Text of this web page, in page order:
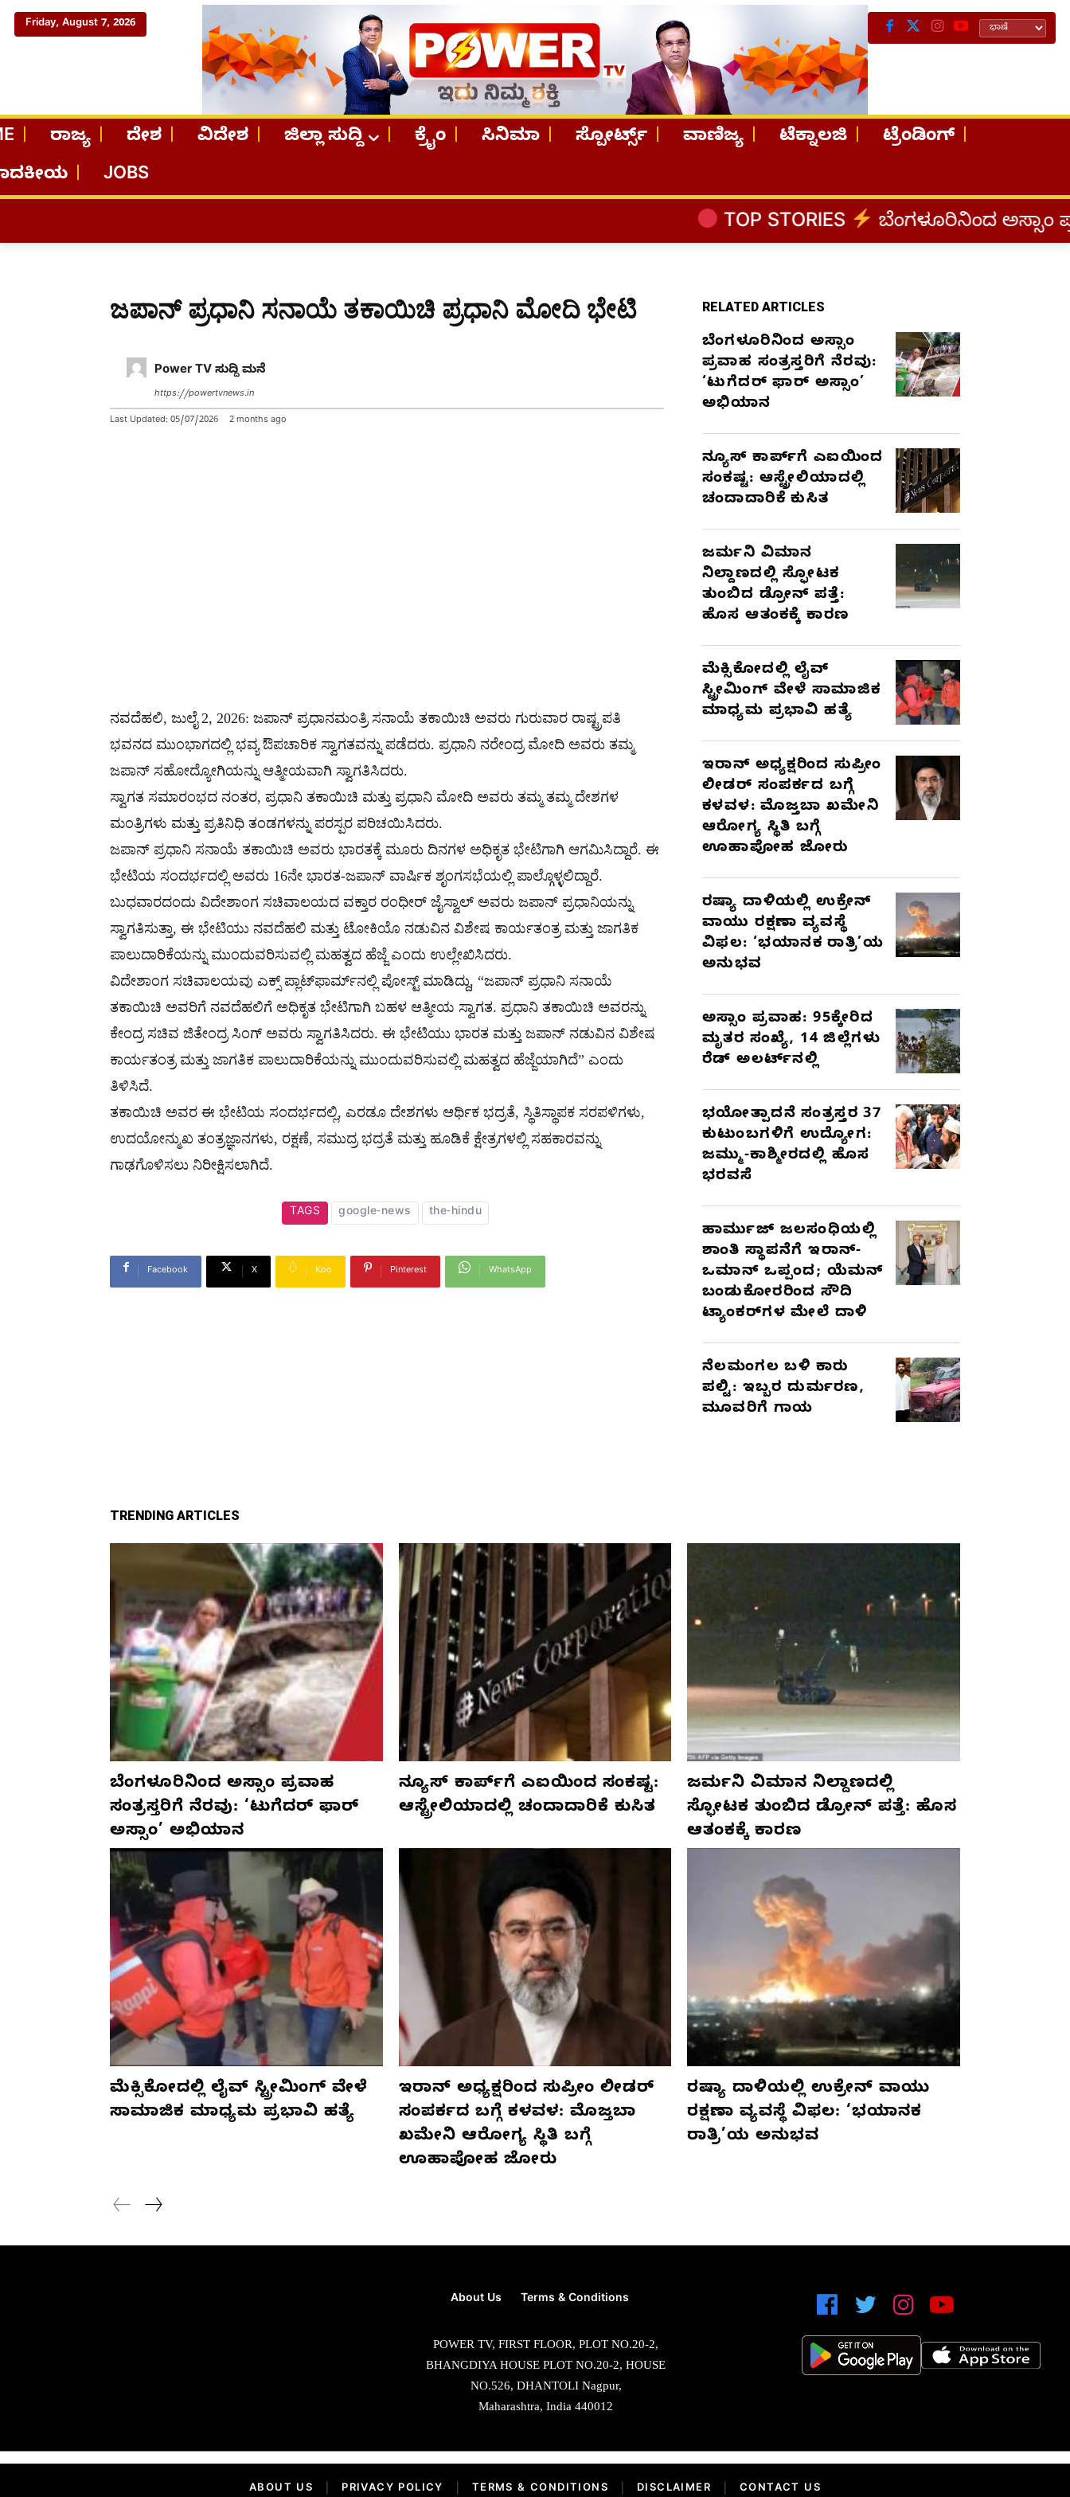
Friday, August 7, 2026
ರಾಜ್ಯ ದೇಶ ವಿದೇಶ ಜಿಲ್ಲಾ ಸುದ್ದಿ ಕ್ರೈಂ ಸಿನಿಮಾ ಸ್ಪೋರ್ಟ್ಸ್ ವಾಣಿಜ್ಯ ಟೆಕ್ನಾಲಜಿ
ಟ್ರೆಂಡಿಂಗ್
JOBS
TOP STORIES ಬೆಂಗಳೂರಿನಿಂದ ಅಸ್ಸಾಂ ಪ್ರವಾಹ
ಜಪಾನ್ ಪ್ರಧಾನಿ ಸನಾಯೆ ತಕಾಯಿಚಿ ಪ್ರಧಾನಿ ಮೋದಿ ಭೇಟಿ
Power TV ಸುದ್ದಿ ಮನೆ
https://powertvnews.in
Last Updated: 05/07/2026 2 months ago
ನವದೆಹಲಿ, ಜುಲೈ 2, 2026: ಜಪಾನ್ ಪ್ರಧಾನಮಂತ್ರಿ ಸನಾಯೆ ತಕಾಯಿಚಿ ಅವರು ಗುರುವಾರ ರಾಷ್ಟ್ರಪತಿ
ಭವನದ ಮುಂಭಾಗದಲ್ಲಿ ಭವ್ಯ ಔಪಚಾರಿಕ ಸ್ವಾಗತವನ್ನು ಪಡೆದರು. ಪ್ರಧಾನಿ ನರೇಂದ್ರ ಮೋದಿ ಅವರು ತಮ್ಮ
ಜಪಾನ್ ಸಹೋದ್ಯೋಗಿಯನ್ನು ಆತ್ಮೀಯವಾಗಿ ಸ್ವಾಗತಿಸಿದರು.
ಸ್ವಾಗತ ಸಮಾರಂಭದ ನಂತರ, ಪ್ರಧಾನಿ ತಕಾಯಿಚಿ ಮತ್ತು ಪ್ರಧಾನಿ ಮೋದಿ ಅವರು ತಮ್ಮ ತಮ್ಮ ದೇಶಗಳ
ಮಂತ್ರಿಗಳು ಮತ್ತು ಪ್ರತಿನಿಧಿ ತಂಡಗಳನ್ನು ಪರಸ್ಪರ ಪರಿಚಯಿಸಿದರು.
ಜಪಾನ್ ಪ್ರಧಾನಿ ಸನಾಯೆ ತಕಾಯಿಚಿ ಅವರು ಭಾರತಕ್ಕೆ ಮೂರು ದಿನಗಳ ಅಧಿಕೃತ ಭೇಟಿಗಾಗಿ ಆಗಮಿಸಿದ್ದಾರೆ. ಈ
ಭೇಟಿಯ ಸಂದರ್ಭದಲ್ಲಿ ಅವರು 16ನೇ ಭಾರತ-ಜಪಾನ್ ವಾರ್ಷಿಕ ಶೃಂಗಸಭೆಯಲ್ಲಿ ಪಾಲ್ಗೊಳ್ಳಲಿದ್ದಾರೆ.
ಬುಧವಾರದಂದು ವಿದೇಶಾಂಗ ಸಚಿವಾಲಯದ ವಕ್ತಾರ ರಂಧೀರ್ ಜೈಸ್ವಾಲ್ ಅವರು ಜಪಾನ್ ಪ್ರಧಾನಿಯನ್ನು
ಸ್ವಾಗತಿಸುತ್ತಾ, ಈ ಭೇಟಿಯು ನವದೆಹಲಿ ಮತ್ತು ಟೋಕಿಯೊ ನಡುವಿನ ವಿಶೇಷ ಕಾರ್ಯತಂತ್ರ ಮತ್ತು ಜಾಗತಿಕ
ಪಾಲುದಾರಿಕೆಯನ್ನು ಮುಂದುವರಿಸುವಲ್ಲಿ ಮಹತ್ವದ ಹೆಜ್ಜೆ ಎಂದು ಉಲ್ಲೇಖಿಸಿದರು.
ವಿದೇಶಾಂಗ ಸಚಿವಾಲಯವು ಎಕ್ಸ್ ಪ್ಲಾಟ್‌ಫಾರ್ಮ್‌ನಲ್ಲಿ ಪೋಸ್ಟ್ ಮಾಡಿದ್ದು, “ಜಪಾನ್ ಪ್ರಧಾನಿ ಸನಾಯೆ
ತಕಾಯಿಚಿ ಅವರಿಗೆ ನವದೆಹಲಿಗೆ ಅಧಿಕೃತ ಭೇಟಿಗಾಗಿ ಬಹಳ ಆತ್ಮೀಯ ಸ್ವಾಗತ. ಪ್ರಧಾನಿ ತಕಾಯಿಚಿ ಅವರನ್ನು
ಕೇಂದ್ರ ಸಚಿವ ಜಿತೇಂದ್ರ ಸಿಂಗ್ ಅವರು ಸ್ವಾಗತಿಸಿದರು. ಈ ಭೇಟಿಯು ಭಾರತ ಮತ್ತು ಜಪಾನ್ ನಡುವಿನ ವಿಶೇಷ
ಕಾರ್ಯತಂತ್ರ ಮತ್ತು ಜಾಗತಿಕ ಪಾಲುದಾರಿಕೆಯನ್ನು ಮುಂದುವರಿಸುವಲ್ಲಿ ಮಹತ್ವದ ಹೆಜ್ಜೆಯಾಗಿದೆ” ಎಂದು
ತಿಳಿಸಿದೆ.
ತಕಾಯಿಚಿ ಅವರ ಈ ಭೇಟಿಯ ಸಂದರ್ಭದಲ್ಲಿ, ಎರಡೂ ದೇಶಗಳು ಆರ್ಥಿಕ ಭದ್ರತೆ, ಸ್ಥಿತಿಸ್ಥಾಪಕ ಸರಪಳಿಗಳು,
ಉದಯೋನ್ಮುಖ ತಂತ್ರಜ್ಞಾನಗಳು, ರಕ್ಷಣೆ, ಸಮುದ್ರ ಭದ್ರತೆ ಮತ್ತು ಹೂಡಿಕೆ ಕ್ಷೇತ್ರಗಳಲ್ಲಿ ಸಹಕಾರವನ್ನು
ಗಾಢಗೊಳಿಸಲು ನಿರೀಕ್ಷಿಸಲಾಗಿದೆ.
TAGS google-news the-hindu
Facebook X Koo Pinterest WhatsApp
RELATED ARTICLES
ಬೆಂಗಳೂರಿನಿಂದ ಅಸ್ಸಾಂ
ಪ್ರವಾಹ ಸಂತ್ರಸ್ತರಿಗೆ ನೆರವು:
‘ಟುಗೆದರ್ ಫಾರ್ ಅಸ್ಸಾಂ’
ಅಭಿಯಾನ
ನ್ಯೂಸ್ ಕಾರ್ಪ್‌ಗೆ ಎಐಯಿಂದ
ಸಂಕಷ್ಟ: ಆಸ್ಟ್ರೇಲಿಯಾದಲ್ಲಿ
ಚಂದಾದಾರಿಕೆ ಕುಸಿತ
ಜರ್ಮನಿ ವಿಮಾನ
ನಿಲ್ದಾಣದಲ್ಲಿ ಸ್ಫೋಟಕ
ತುಂಬಿದ ಡ್ರೋನ್ ಪತ್ತೆ:
ಹೊಸ ಆತಂಕಕ್ಕೆ ಕಾರಣ
ಮೆಕ್ಸಿಕೋದಲ್ಲಿ ಲೈವ್
ಸ್ಟ್ರೀಮಿಂಗ್ ವೇಳೆ ಸಾಮಾಜಿಕ
ಮಾಧ್ಯಮ ಪ್ರಭಾವಿ ಹತ್ಯೆ
ಇರಾನ್ ಅಧ್ಯಕ್ಷರಿಂದ ಸುಪ್ರೀಂ
ಲೀಡರ್ ಸಂಪರ್ಕದ ಬಗ್ಗೆ
ಕಳವಳ: ಮೊಜ್ತಬಾ ಖಮೇನಿ
ಆರೋಗ್ಯ ಸ್ಥಿತಿ ಬಗ್ಗೆ
ಊಹಾಪೋಹ ಜೋರು
ರಷ್ಯಾ ದಾಳಿಯಲ್ಲಿ ಉಕ್ರೇನ್
ವಾಯು ರಕ್ಷಣಾ ವ್ಯವಸ್ಥೆ
ವಿಫಲ: ‘ಭಯಾನಕ ರಾತ್ರಿ’ಯ
ಅನುಭವ
ಅಸ್ಸಾಂ ಪ್ರವಾಹ: 95ಕ್ಕೇರಿದ
ಮೃತರ ಸಂಖ್ಯೆ, 14 ಜಿಲ್ಲೆಗಳು
ರೆಡ್ ಅಲರ್ಟ್‌ನಲ್ಲಿ
ಭಯೋತ್ಪಾದನೆ ಸಂತ್ರಸ್ತರ 37
ಕುಟುಂಬಗಳಿಗೆ ಉದ್ಯೋಗ:
ಜಮ್ಮು-ಕಾಶ್ಮೀರದಲ್ಲಿ ಹೊಸ
ಭರವಸೆ
ಹಾರ್ಮುಜ್ ಜಲಸಂಧಿಯಲ್ಲಿ
ಶಾಂತಿ ಸ್ಥಾಪನೆಗೆ ಇರಾನ್-
ಒಮಾನ್ ಒಪ್ಪಂದ; ಯೆಮನ್
ಬಂಡುಕೋರರಿಂದ ಸೌದಿ
ಟ್ಯಾಂಕರ್‌ಗಳ ಮೇಲೆ ದಾಳಿ
ನೆಲಮಂಗಲ ಬಳಿ ಕಾರು
ಪಲ್ಟಿ: ಇಬ್ಬರ ದುರ್ಮರಣ,
ಮೂವರಿಗೆ ಗಾಯ
TRENDING ARTICLES
ಬೆಂಗಳೂರಿನಿಂದ ಅಸ್ಸಾಂ ಪ್ರವಾಹ
ಸಂತ್ರಸ್ತರಿಗೆ ನೆರವು: ‘ಟುಗೆದರ್ ಫಾರ್
ಅಸ್ಸಾಂ’ ಅಭಿಯಾನ
ನ್ಯೂಸ್ ಕಾರ್ಪ್‌ಗೆ ಎಐಯಿಂದ ಸಂಕಷ್ಟ:
ಆಸ್ಟ್ರೇಲಿಯಾದಲ್ಲಿ ಚಂದಾದಾರಿಕೆ ಕುಸಿತ
ಜರ್ಮನಿ ವಿಮಾನ ನಿಲ್ದಾಣದಲ್ಲಿ
ಸ್ಫೋಟಕ ತುಂಬಿದ ಡ್ರೋನ್ ಪತ್ತೆ: ಹೊಸ
ಆತಂಕಕ್ಕೆ ಕಾರಣ
ಮೆಕ್ಸಿಕೋದಲ್ಲಿ ಲೈವ್ ಸ್ಟ್ರೀಮಿಂಗ್ ವೇಳೆ
ಸಾಮಾಜಿಕ ಮಾಧ್ಯಮ ಪ್ರಭಾವಿ ಹತ್ಯೆ
ಇರಾನ್ ಅಧ್ಯಕ್ಷರಿಂದ ಸುಪ್ರೀಂ ಲೀಡರ್
ಸಂಪರ್ಕದ ಬಗ್ಗೆ ಕಳವಳ: ಮೊಜ್ತಬಾ
ಖಮೇನಿ ಆರೋಗ್ಯ ಸ್ಥಿತಿ ಬಗ್ಗೆ
ಊಹಾಪೋಹ ಜೋರು
ರಷ್ಯಾ ದಾಳಿಯಲ್ಲಿ ಉಕ್ರೇನ್ ವಾಯು
ರಕ್ಷಣಾ ವ್ಯವಸ್ಥೆ ವಿಫಲ: ‘ಭಯಾನಕ
ರಾತ್ರಿ’ಯ ಅನುಭವ
About Us Terms & Conditions
POWER TV, FIRST FLOOR, PLOT NO.20-2,
BHANGDIYA HOUSE PLOT NO.20-2, HOUSE
NO.526, DHANTOLI Nagpur,
Maharashtra, India 440012
ABOUT US PRIVACY POLICY TERMS & CONDITIONS DISCLAIMER CONTACT US